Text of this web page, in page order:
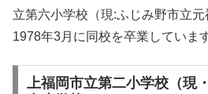
立第六小学校（現:ふじみ野市立元
1978年3月に同校を卒業しています
上福岡市立第二小学校（現